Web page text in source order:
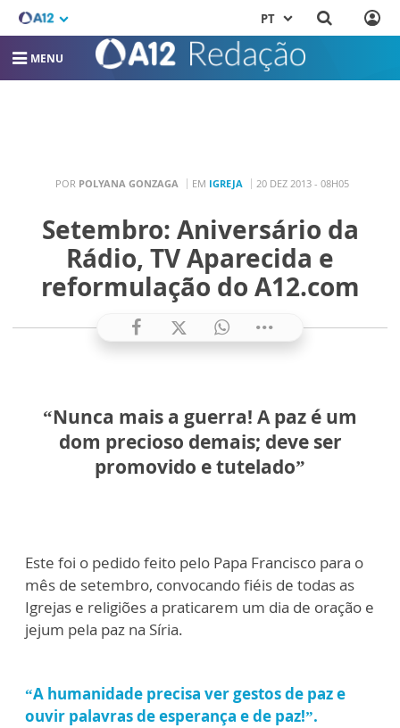
PT
MENU
POR POLYANA GONZAGA EM IGREJA 20 DEZ 2013 - 08H05
Setembro: Aniversário da
Rádio, TV Aparecida e
reformulação do A12.com
“Nunca mais a guerra! A paz é um
dom precioso demais; deve ser
promovido e tutelado”
Este foi o pedido feito pelo Papa Francisco para o
mês de setembro, convocando fiéis de todas as
Igrejas e religiões a praticarem um dia de oração e
jejum pela paz na Síria.
“A humanidade precisa ver gestos de paz e
ouvir palavras de esperança e de paz!”.